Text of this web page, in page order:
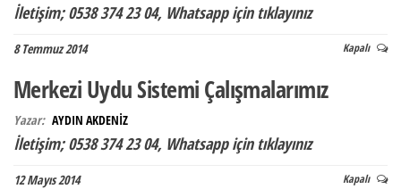
İletişim; 0538 374 23 04, Whatsapp için tıklayınız
8 Temmuz 2014 Kapalı
Merkezi Uydu Sistemi Çalışmalarımız
Yazar: AYDIN AKDENİZ
İletişim; 0538 374 23 04, Whatsapp için tıklayınız
12 Mayıs 2014 Kapalı